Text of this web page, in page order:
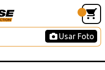
Usar Foto